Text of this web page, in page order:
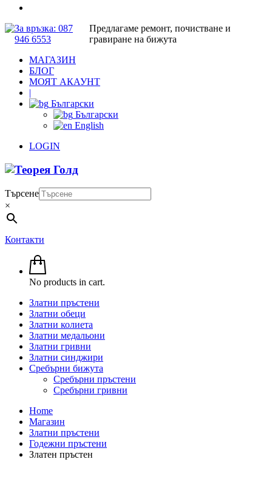
За връзка: 087
946 6553
Предлагаме ремонт, почистване и
гравиране на бижута
МАГАЗИН
БЛОГ
МОЯТ АКАУНТ
|
Български
Български
English
LOGIN
Търсене
×
Контакти
No products in cart.
Златни пръстени
Златни обеци
Златни колиета
Златни медальони
Златни гривни
Златни синджири
Сребърни бижута
Сребърни пръстени
Сребърни гривни
Home
Магазин
Златни пръстени
Годежни пръстени
Златен пръстен